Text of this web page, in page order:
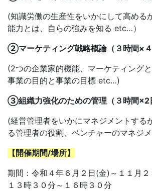
(知識労働の生産性をいかにして高める
能力とは、自らの強みを知る etc…）
②マーケティング戦略概論（３時間×４
(2つの企業家的機能、マーケティングと
事業の目的と事業の目標 etc…)
③組織力強化のための管理（３時間×2
(経営管理者をいかにマネジメントする
る管理者の役割、ベンチャーのマネジ
【開催期間/場所】
期間：令和４年６月２日(金)～１１月２
１３時３０分～１６時３０分